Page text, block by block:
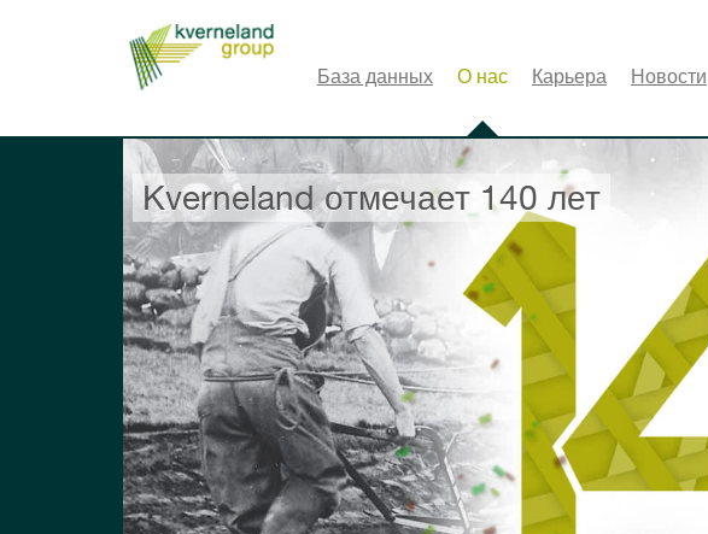
База данных О нас Карьера Новости
Kverneland отмечает 140 лет